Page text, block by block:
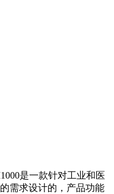
是一款针对工业和医
需求设计的，产品功能